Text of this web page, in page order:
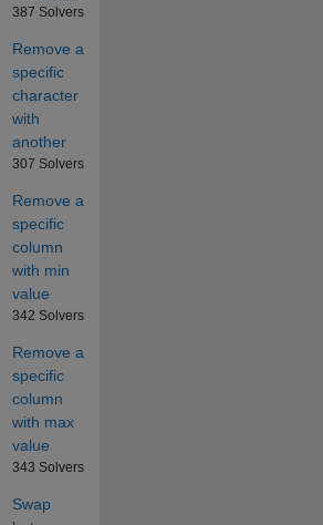
387 Solvers
Remove a
specific
character
with
another
307 Solvers
Remove a
specific
column
with min
value
342 Solvers
Remove a
specific
column
with max
value
343 Solvers
Swap